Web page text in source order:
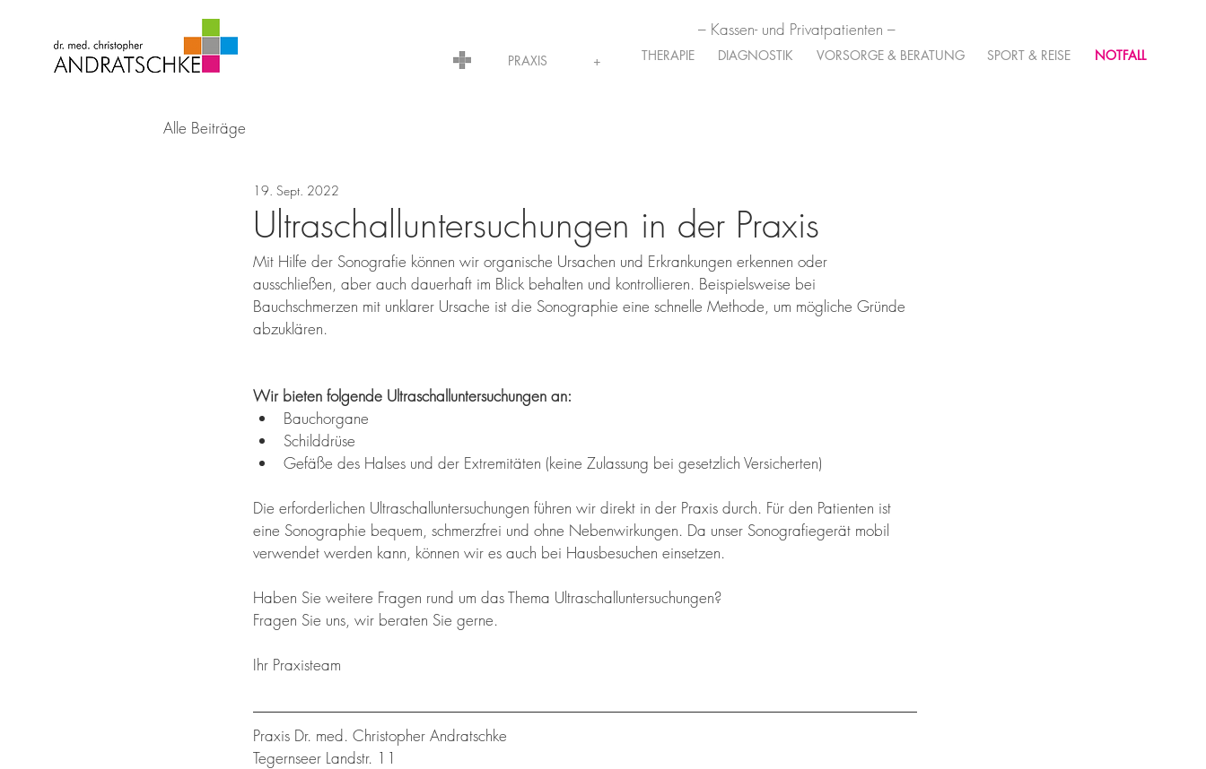
PRAXIS + THERAPIE DIAGNOSTIK VORSORGE & BERATUNG SPORT & REISE NOTFALL
– Kassen- und Privatpatienten –
Alle Beiträge
Ultraschalluntersuchungen in der Praxis
19. Sept. 2022
Mit Hilfe der Sonografie können wir organische Ursachen und Erkrankungen erkennen oder
ausschließen, aber auch dauerhaft im Blick behalten und kontrollieren. Beispielsweise bei
Bauchschmerzen mit unklarer Ursache ist die Sonographie eine schnelle Methode, um mögliche Gründe
abzuklären.
Wir bieten folgende Ultraschalluntersuchungen an:
Bauchorgane
Schilddrüse
Gefäße des Halses und der Extremitäten (keine Zulassung bei gesetzlich Versicherten)
Die erforderlichen Ultraschalluntersuchungen führen wir direkt in der Praxis durch. Für den Patienten ist
eine Sonographie bequem, schmerzfrei und ohne Nebenwirkungen. Da unser Sonografiegerät mobil
verwendet werden kann, können wir es auch bei Hausbesuchen einsetzen.
Haben Sie weitere Fragen rund um das Thema Ultraschalluntersuchungen?
Fragen Sie uns, wir beraten Sie gerne.
Ihr Praxisteam
Praxis Dr. med. Christopher Andratschke
Tegernseer Landstr. 11